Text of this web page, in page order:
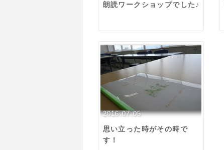
朗読ワークショップでした♪
2016.07.05
思い立った時がその時で
す！